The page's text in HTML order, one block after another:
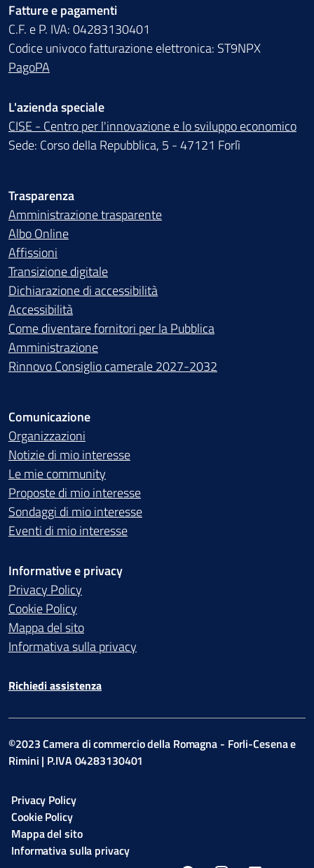
Fatture e pagamenti
C.F. e P. IVA: 04283130401
Codice univoco fatturazione elettronica: ST9NPX
PagoPA
L'azienda speciale
CISE - Centro per l'innovazione e lo sviluppo economico
Sede: Corso della Repubblica, 5 - 47121 Forlì
Trasparenza
Amministrazione trasparente
Albo Online
Affissioni
Transizione digitale
Dichiarazione di accessibilità
Accessibilità
Come diventare fornitori per la Pubblica
Amministrazione
Rinnovo Consiglio camerale 2027-2032
Comunicazione
Organizzazioni
Notizie di mio interesse
Le mie community
Proposte di mio interesse
Sondaggi di mio interesse
Eventi di mio interesse
Informative e privacy
Privacy Policy
Cookie Policy
Mappa del sito
Informativa sulla privacy
Richiedi assistenza
©2023 Camera di commercio della Romagna - Forli-Cesena e
Rimini | P.IVA 04283130401
Privacy Policy
Cookie Policy
Mappa del sito
Informativa sulla privacy